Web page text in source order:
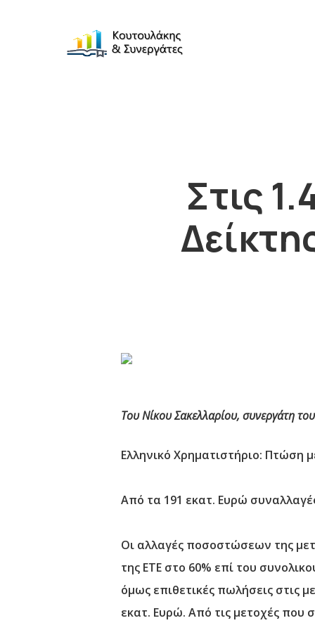
Στις
Του Νίκου Σακελλαρίου, συνεργάτη
Ελληνικό Χρηματιστήριο: Πτώση
Από τα 191 εκατ. Ευρώ
Οι αλλαγές ποσοστώσεων της
της ΕΤΕ στο 60% επί του
όμως επιθετικές πωλήσεις στις
εκατ. Ευρώ. Από τις μετοχές που